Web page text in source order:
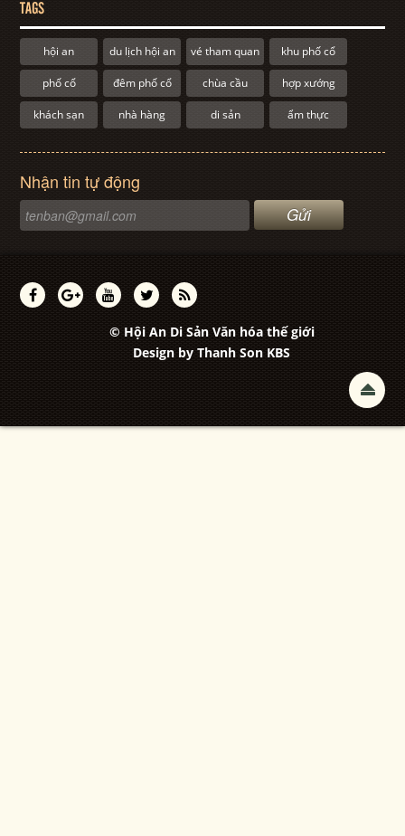
TAGS
hội an du lịch hội an vé tham quan khu phố cổ
phố cổ đêm phố cổ chùa cầu hợp xướng
khách sạn nhà hàng di sản ẩm thực
Nhận tin tự động
© Hội An Di Sản Văn hóa thế giới
Design by Thanh Son KBS